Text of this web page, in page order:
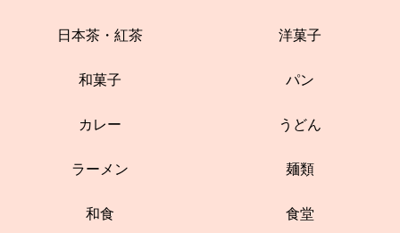
日本茶・紅茶 洋菓子
和菓子 パン
カレー うどん
ラーメン 麺類
和食 食堂